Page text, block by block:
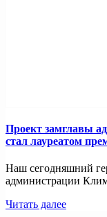
Проект замглавы
стал лауреатом
Наш сегодняшний
администрации
Читать далее